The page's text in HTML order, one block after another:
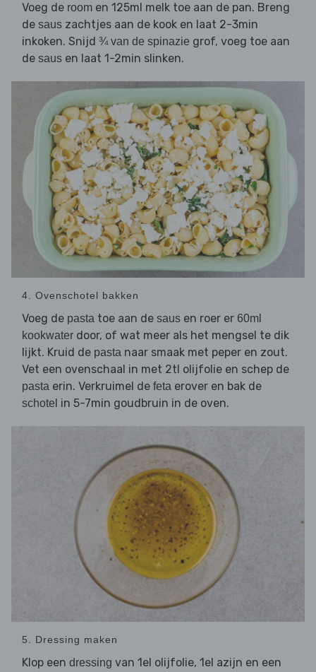
Voeg de room en 125ml melk toe aan de pan. Breng
de saus zachtjes aan de kook en laat 2-3min
inkoken. Snijd ¾ van de spinazie grof, voeg toe aan
de saus en laat 1-2min slinken.
4. Ovenschotel bakken
Voeg de pasta toe aan de saus en roer er 60ml
kookwater door, of wat meer als het mengsel te dik
lijkt. Kruid de pasta naar smaak met peper en zout.
Vet een ovenschaal in met 2tl olijfolie en schep de
pasta erin. Verkruimel de feta erover en bak de
schotel in 5-7min goudbruin in de oven.
5. Dressing maken
Klop een dressing van 1el olijfolie, 1el azijn en een